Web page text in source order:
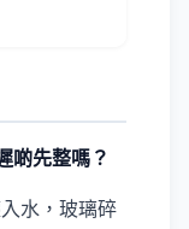
啲先整嗎？
水，玻璃碎